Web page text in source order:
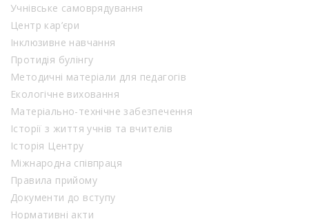
Учнівське самоврядування
Центр кар’єри
Інклюзивне навчання
Протидія булінгу
Методичні матеріали для педагогів
Екологічне виховання
Матеріально-технічне забезпечення
Історії з життя учнів та вчителів
Історія Центру
Міжнародна співпраця
Правила прийому
Документи до вступу
Нормативні акти